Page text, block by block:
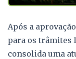
Após a
para os trâmites
consolida uma